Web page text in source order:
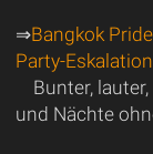
⇒Bangkok
Party-Eskalation
Bunter,
und Nächte